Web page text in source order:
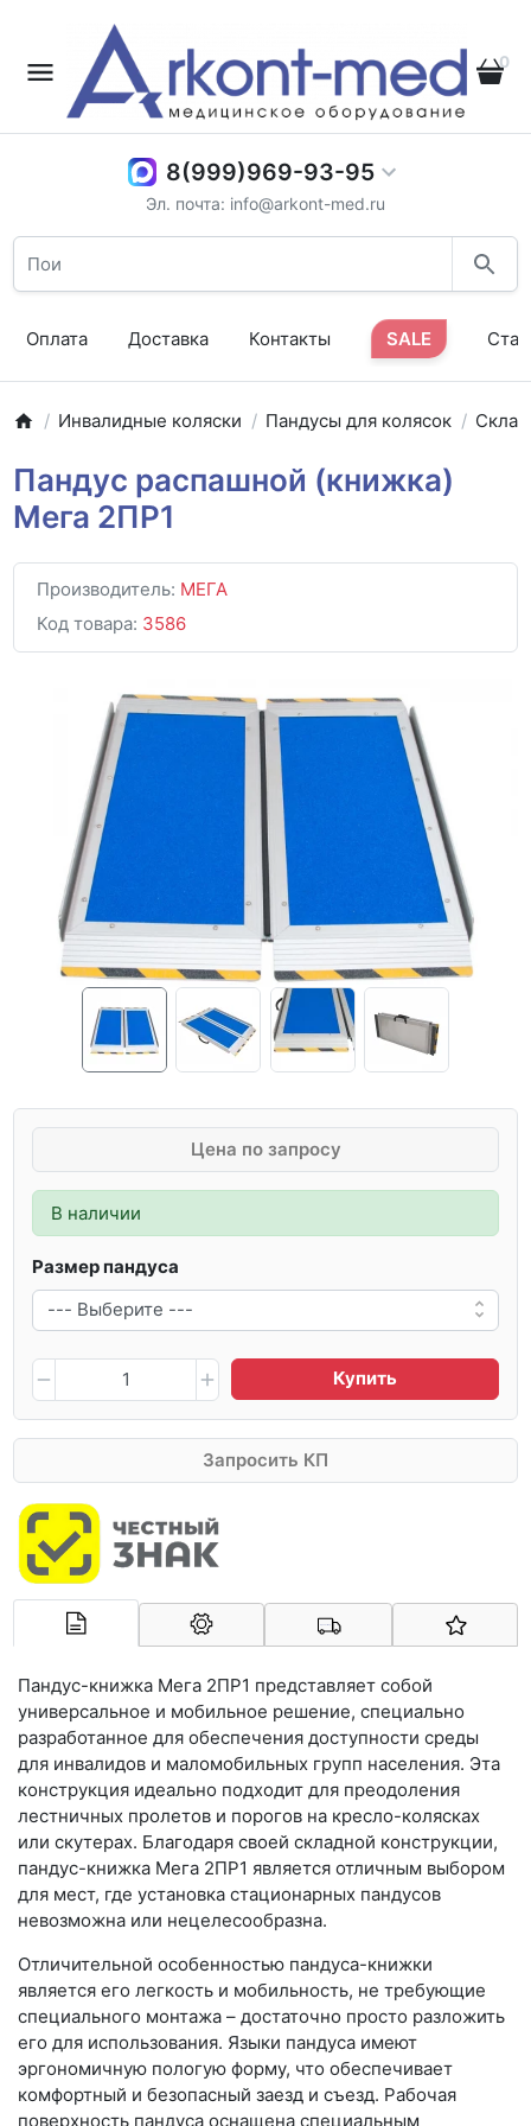
0
8(999)969-93-95
Эл. почта: info@arkont-med.ru
Оплата Доставка Контакты SALE
Инвалидные коляски Пандусы для колясок
Пандус распашной (книжка)
Мега 2ПР1
Производитель: МЕГА
Код товара: 3586
Цена по запросу
В наличии
Размер пандуса
Купить
Запросить КП
Арконт-Мед
Пандус-книжка Мега 2ПР1 представляет собой
универсальное и мобильное решение, специально
разработанное для обеспечения доступности среды
для инвалидов и маломобильных групп населения. Эта
конструкция идеально подходит для преодоления
лестничных пролетов и порогов на кресло-колясках
или скутерах. Благодаря своей складной конструкции,
пандус-книжка Мега 2ПР1 является отличным выбором
для мест, где установка стационарных пандусов
невозможна или нецелесообразна.
Отличительной особенностью пандуса-книжки
является его легкость и мобильность, не требующие
специального монтажа – достаточно просто разложить
его для использования. Языки пандуса имеют
эргономичную пологую форму, что обеспечивает
комфортный и безопасный заезд и съезд. Рабочая
поверхность пандуса оснащена специальным